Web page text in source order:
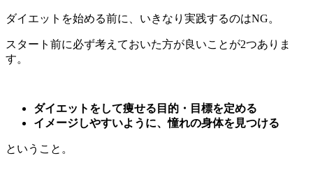
ダイエットを始める前に、いきなり実践するのはNG。
スタート前に必ず考えておいた方が良いことが2つありま
す。
ダイエットをして痩せる目的・目標を定める
イメージしやすいように、憧れの身体を見つける
ということ。